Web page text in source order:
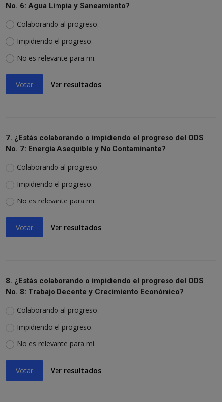
No. 6: Agua Limpia y Saneamiento?
Colaborando al progreso.
Impidiendo el progreso.
No es relevante para mi.
Votar Ver resultados
7. ¿Estás colaborando o impidiendo el progreso del ODS
No. 7: Energía Asequible y No Contaminante?
Colaborando al progreso.
Impidiendo el progreso.
No es relevante para mi.
Votar Ver resultados
8. ¿Estás colaborando o impidiendo el progreso del ODS
No. 8: Trabajo Decente y Crecimiento Económico?
Colaborando al progreso.
Impidiendo el progreso.
No es relevante para mi.
Votar Ver resultados